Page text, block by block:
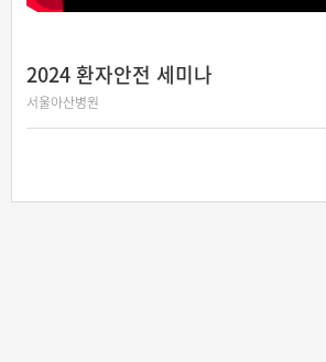
2024 환자안전 세미나
서울아산병원